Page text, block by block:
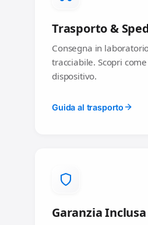
Trasporto &
Consegna in
tracciabile. Scopri
dispositivo.
Guida al trasporto
Garanzia Inclusa